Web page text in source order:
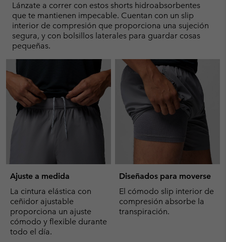
Lánzate a correr con estos shorts hidroabsorbentes
que te mantienen impecable. Cuentan con un slip
interior de compresión que proporciona una sujeción
segura, y con bolsillos laterales para guardar cosas
pequeñas.
Ajuste a medida
La cintura elástica con
ceñidor ajustable
proporciona un ajuste
cómodo y flexible durante
todo el día.
Diseñados para moverse
El cómodo slip interior de
compresión absorbe la
transpiración.